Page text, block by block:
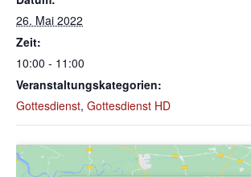
26. Mai 2022
Zeit:
10:00 - 11:00
Veranstaltungskategorien:
Gottesdienst, Gottesdienst HD